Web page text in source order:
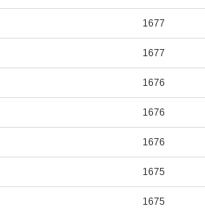
1677
1677
1676
1676
1676
1675
1675